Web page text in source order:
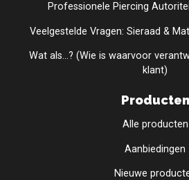
Professionele Piercing
Veelgestelde Vragen: Sieraad &
Wat als...? (Wie is waarvoor
klant)
Producten
Alle producten
Aanbiedingen
Nieuwe